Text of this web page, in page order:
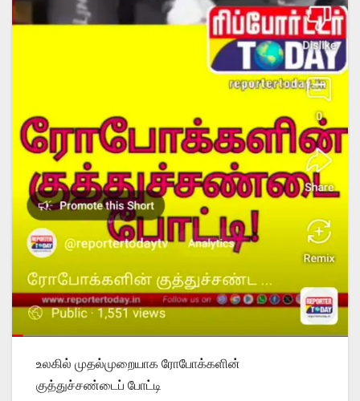
உலகில் முதல்முறையாக ரோபோக்களின்
குத்துச்சண்டைப் போட்டி